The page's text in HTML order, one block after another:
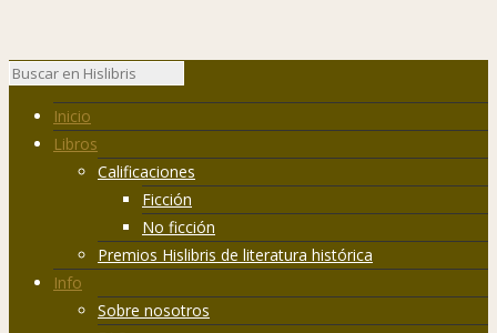
Inicio
Libros
Calificaciones
Ficción
No ficción
Premios Hislibris de literatura histórica
Info
Sobre nosotros